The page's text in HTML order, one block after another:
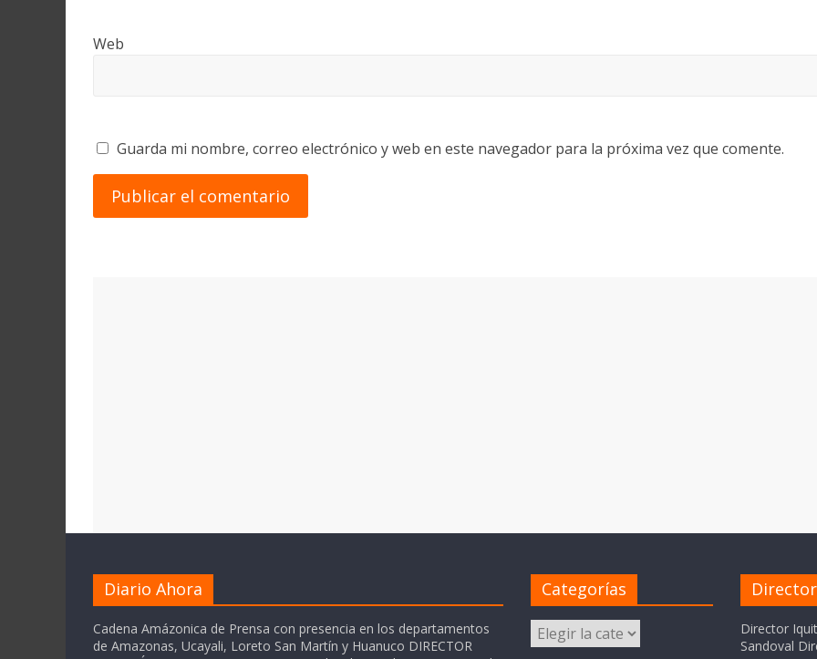
Web
Guarda mi nombre, correo electrónico y web en este navegador para la próxima vez que comente.
Diario Ahora
Cadena Amázonica de Prensa con presencia en los departamentos
de Amazonas, Ucayali, Loreto San Martín y Huanuco DIRECTOR
Categorías
Categorías
Director
Sandoval